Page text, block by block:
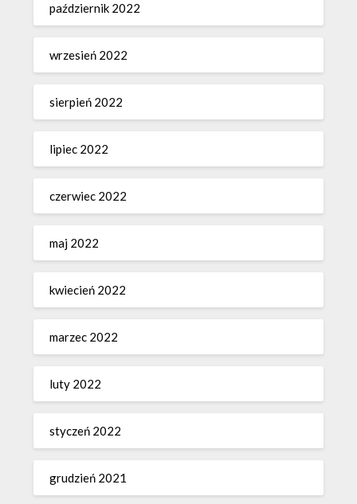
październik 2022
wrzesień 2022
sierpień 2022
lipiec 2022
czerwiec 2022
maj 2022
kwiecień 2022
marzec 2022
luty 2022
styczeń 2022
grudzień 2021